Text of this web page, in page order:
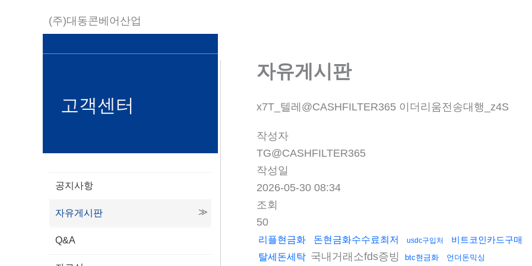
(주)대동콘베어산업
고객센터
공지사항
자유게시판
Q&A
자유게시판
x7T_텔레@CASHFILTER365 이더리움전송대행_z4S
작성자
TG@CASHFILTER365
작성일
2026-05-30 08:34
조회
50
리플현금화 돈현금화수수료최저 usdc구입처
비트코인카드구매
탈세돈세탁 국내거래소fds증빙 btc현금화 언더돈믹싱